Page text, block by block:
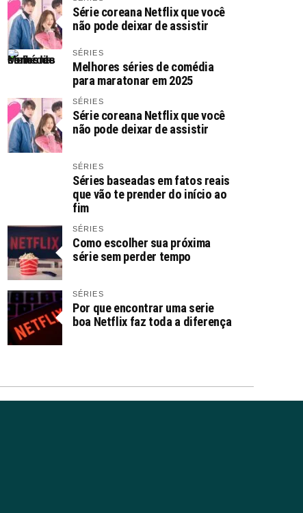
Série coreana Netflix que você
não pode deixar de assistir
SÉRIES
Melhores séries de comédia
para maratonar em 2025
SÉRIES
Série coreana Netflix que você
não pode deixar de assistir
SÉRIES
Séries baseadas em fatos reais
que vão te prender do início ao
fim
SÉRIES
Como escolher sua próxima
série sem perder tempo
SÉRIES
Por que encontrar uma serie
boa Netflix faz toda a diferença